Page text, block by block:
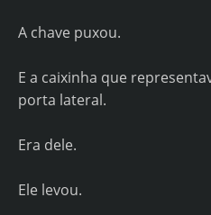
A chave puxou.
E a caixinha que
porta lateral.
Era dele.
Ele levou.